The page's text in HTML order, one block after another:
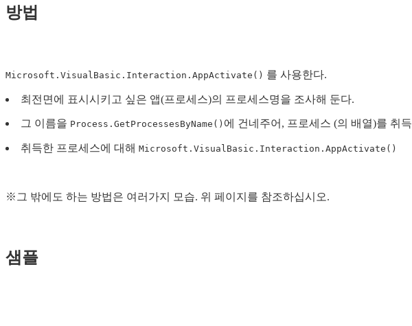
방법
Microsoft.VisualBasic.Interaction.AppActivate() 를 사용한다.
최전면에 표시시키고 싶은 앱(프로세스)의 프로세스명을 조사해 둔다.
그 이름을 Process.GetProcessesByName() 에 건네주어, 프로세스 (의 배열)를 취득
취득한 프로세스에 대해 Microsoft.VisualBasic.Interaction.AppActivate()
※그 밖에도 하는 방법은 여러가지 모습. 위 페이지를 참조하십시오.
샘플